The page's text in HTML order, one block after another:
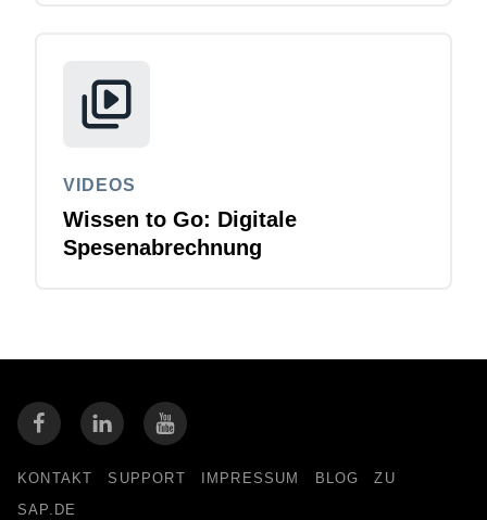
VIDEOS
Wissen to Go: Digitale
Spesenabrechnung
KONTAKT SUPPORT IMPRESSUM BLOG
ZU
SAP.DE